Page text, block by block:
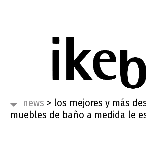
news > los mejores y más
muebles de baño a medida le